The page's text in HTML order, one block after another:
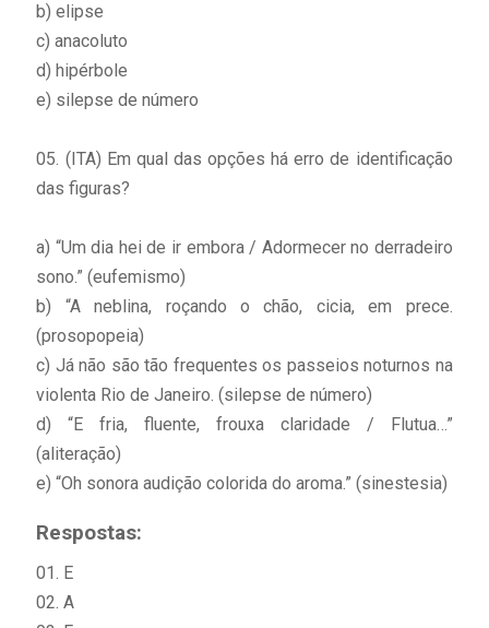
b) elipse
c) anacoluto
d) hipérbole
e) silepse de número
05. (ITA) Em qual das opções há erro de identificação
das figuras?
a) “Um dia hei de ir embora / Adormecer no derradeiro
sono.” (eufemismo)
b) “A neblina, roçando o chão, cicia, em prece.
(prosopopeia)
c) Já não são tão frequentes os passeios noturnos na
violenta Rio de Janeiro. (silepse de número)
d) “E fria, fluente, frouxa claridade / Flutua…”
(aliteração)
e) “Oh sonora audição colorida do aroma.” (sinestesia)
Respostas:
01. E
02. A